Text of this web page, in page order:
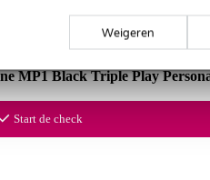
Weigeren
MP1 Black Triple Play
Start de check